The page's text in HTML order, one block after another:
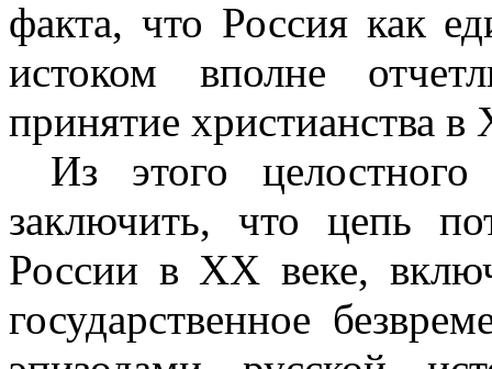
факта, что Россия как
истоком вполне
принятие христианства в
Из этого
заключить, что цепь
России в XX веке,
государственное